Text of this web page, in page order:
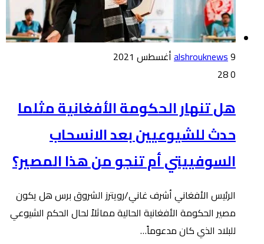
alshrouknews9 أغسطس 2021
0
هل تنهار الحكومة الأفغانية مثلما
حدث للشيوعيين بعد الانسحاب
السوفييتي أم تنجو من هذا المصير؟
الرئيس الأفغاني أشرف غاني/رويترز الشروق برس هل يكون
مصير الحكومة الأفغانية الحالية مماثلاً لحال الحكم الشيوعي
للبلاد الذي كان مدعوماً…